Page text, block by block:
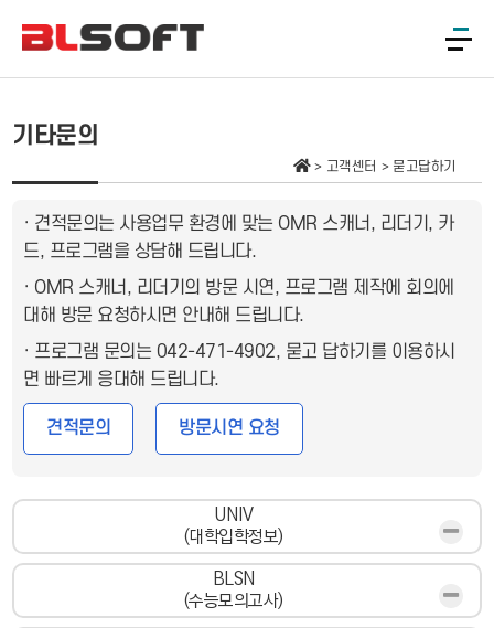
기타문의
고객센터 묻고답하기
· 견적문의는 사용업무 환경에 맞는 OMR 스캐너, 리더기, 카
드, 프로그램을 상담해 드립니다.
· OMR 스캐너, 리더기의 방문 시연, 프로그램 제작에 회의에
대해 방문 요청하시면 안내해 드립니다.
· 프로그램 문의는 042-471-4902, 묻고 답하기를 이용하시
면 빠르게 응대해 드립니다.
견적문의 방문시연 요청
UNIV
(대학입학정보)
BLSN
(수능모의고사)